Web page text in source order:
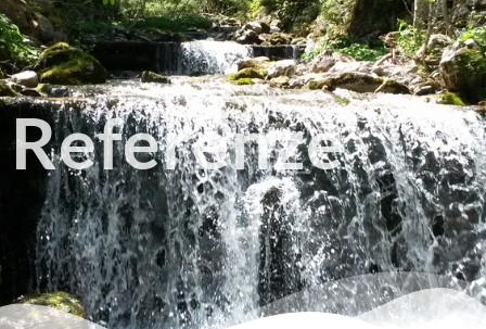
Referenze